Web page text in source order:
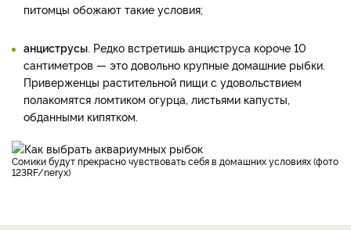
питомцы обожают такие условия;
анциструсы. Редко встретишь анциструса короче 10
сантиметров — это довольно крупные домашние рыбки.
Приверженцы растительной пищи с удовольствием
полакомятся ломтиком огурца, листьями капусты,
обданными кипятком.
Сомики будут прекрасно чувствовать себя в домашних условиях (фото
123RF/neryx)